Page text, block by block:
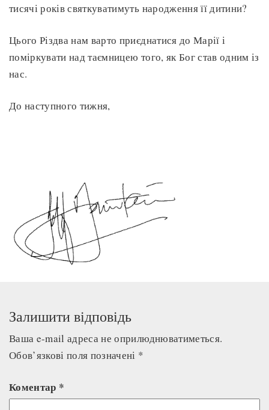
тисячі років святкуватимуть народження її дитини?
Цього Різдва нам варто приєднатися до Марії і
поміркувати над таємницею того, як Бог став одним із
нас.
До наступного тижня,
Залишити відповідь
Ваша e-mail адреса не оприлюднюватиметься.
Обов’язкові поля позначені *
Коментар *